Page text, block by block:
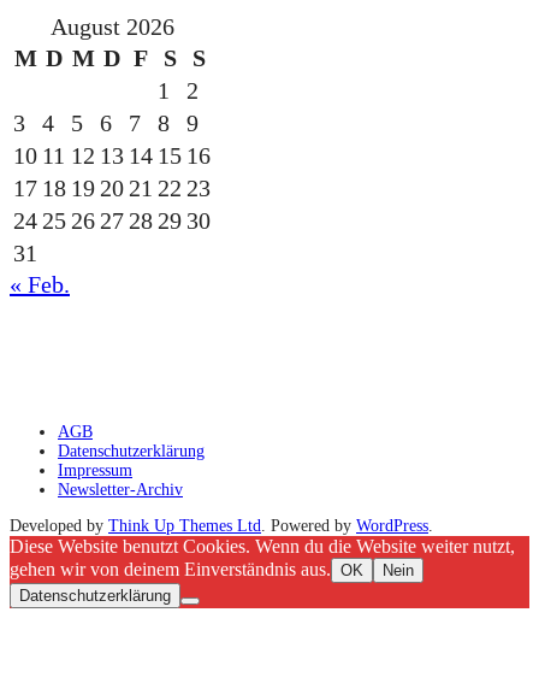
August 2026
M D M D F S
S
1
2
3
4 5 6 7 8
9
10 11 12 13 14 15 16
17 18 192021 22 23
242526272829 30
31
« Feb.
AGB
Datenschutzerklärung
Impressum
Newsletter-Archiv
Developed by Think Up Themes Ltd. Powered by WordPress.
Diese Website benutzt Cookies. Wenn du die Website weiter nutzt,
gehen wir von deinem Einverständnis aus. OK
Nein
Datenschutzerklärung